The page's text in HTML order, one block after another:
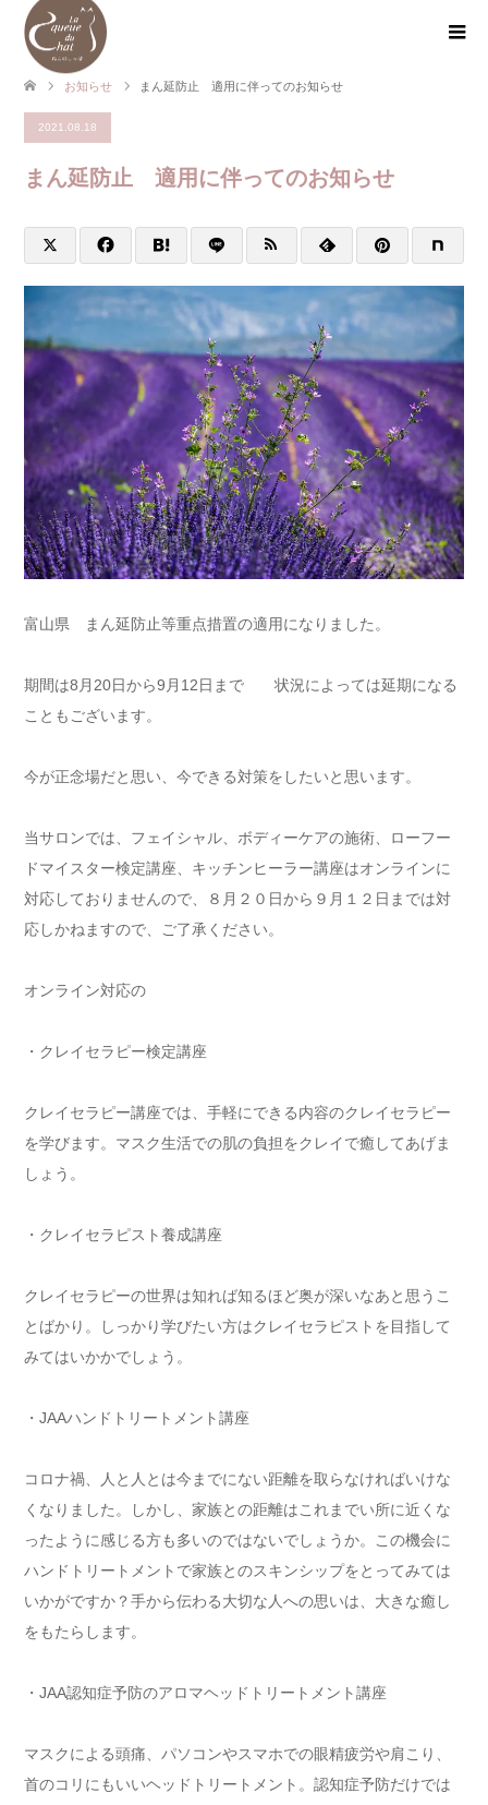
お知らせ まん延防止 適用に伴ってのお知らせ
2021.08.18
まん延防止 適用に伴ってのお知らせ
富山県 まん延防止等重点措置の適用になりました。
期間は8月20日から9月12日まで 状況によっては延期になる
こともございます。
今が正念場だと思い、今できる対策をしたいと思います。
当サロンでは、フェイシャル、ボディーケアの施術、ローフー
ドマイスター検定講座、キッチンヒーラー講座はオンラインに
対応しておりませんので、８月２０日から９月１２日までは対
応しかねますので、ご了承ください。
オンライン対応の
・クレイセラピー検定講座
クレイセラピー講座では、手軽にできる内容のクレイセラピー
を学びます。マスク生活での肌の負担をクレイで癒してあげま
しょう。
・クレイセラピスト養成講座
クレイセラピーの世界は知れば知るほど奥が深いなあと思うこ
とばかり。しっかり学びたい方はクレイセラピストを目指して
みてはいかかでしょう。
・JAAハンドトリートメント講座
コロナ禍、人と人とは今までにない距離を取らなければいけな
くなりました。しかし、家族との距離はこれまでい所に近くな
ったように感じる方も多いのではないでしょうか。この機会に
ハンドトリートメントで家族とのスキンシップをとってみては
いかがですか？手から伝わる大切な人への思いは、大きな癒し
をもたらします。
・JAA認知症予防のアロマヘッドトリートメント講座
マスクによる頭痛、パソコンやスマホでの眼精疲労や肩こり、
首のコリにもいいヘッドトリートメント。認知症予防だけでは